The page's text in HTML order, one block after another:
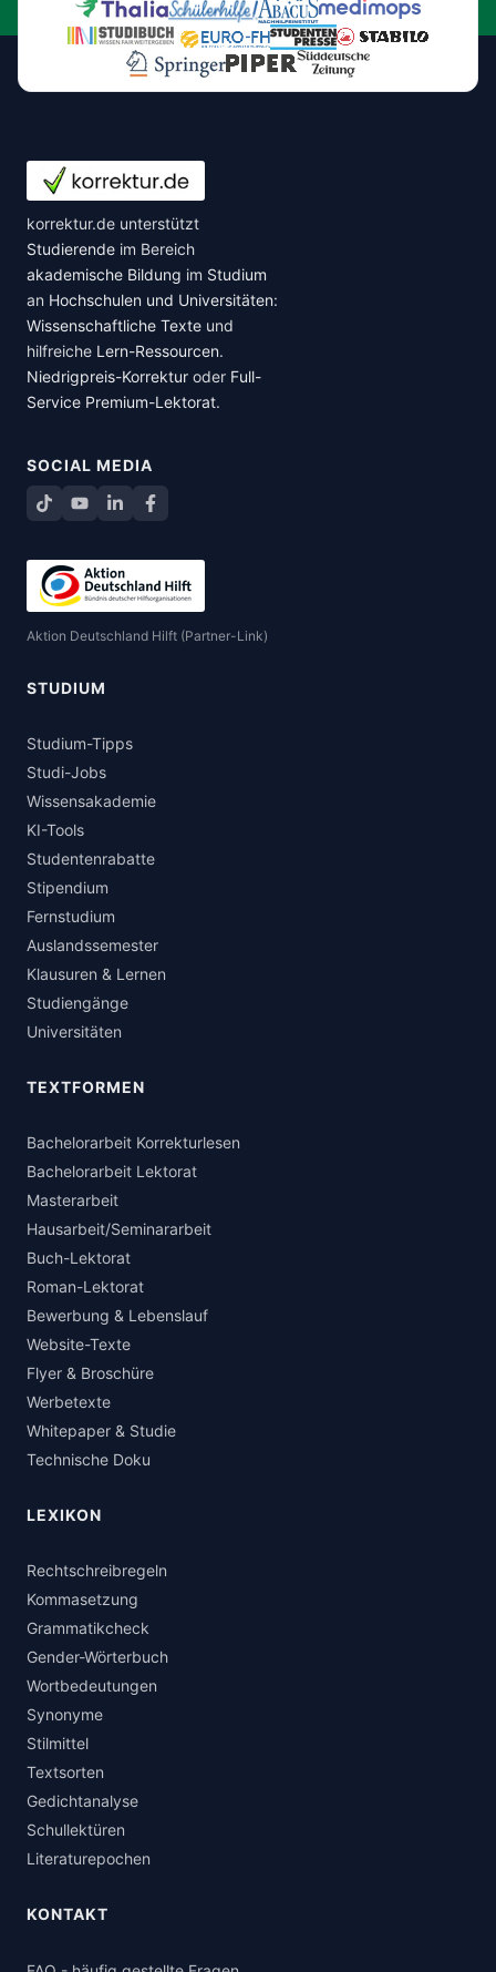
korrektur.de unterstützt
Studierende im Bereich
akademische Bildung im Studium
an Hochschulen und Universitäten:
Wissenschaftliche Texte und
hilfreiche Lern-Ressourcen.
Niedrigpreis-Korrektur oder Full-
Service Premium-Lektorat.
SOCIAL MEDIA
TikTokYouTube
LinkedInFacebook teilen
Aktion Deutschland Hilft (Partner-Link)
STUDIUM
Studium-Tipps
Studi-Jobs
Wissensakademie
KI-Tools
Studentenrabatte
Stipendium
Fernstudium
Auslandssemester
Klausuren & Lernen
Studiengänge
Universitäten
TEXTFORMEN
Bachelorarbeit Korrekturlesen
Bachelorarbeit Lektorat
Masterarbeit
Hausarbeit/Seminararbeit
Buch-Lektorat
Roman-Lektorat
Bewerbung & Lebenslauf
Website-Texte
Flyer & Broschüre
Werbetexte
Whitepaper & Studie
Technische Doku
LEXIKON
Rechtschreibregeln
Kommasetzung
Grammatikcheck
Gender-Wörterbuch
Wortbedeutungen
Synonyme
Stilmittel
Textsorten
Gedichtanalyse
Schullektüren
Literaturepochen
KONTAKT